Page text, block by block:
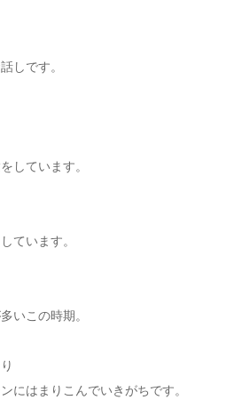
しです。
しています。
ています。
いこの時期。
にはまりこんでいきがちです。